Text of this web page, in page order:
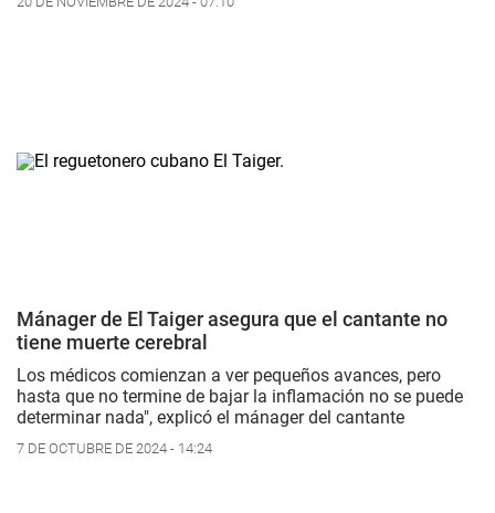
Mánager de El Taiger asegura que el cantante no
tiene muerte cerebral
Los médicos comienzan a ver pequeños avances, pero
hasta que no termine de bajar la inflamación no se puede
determinar nada", explicó el mánager del cantante
7 DE OCTUBRE DE 2024 - 14:24